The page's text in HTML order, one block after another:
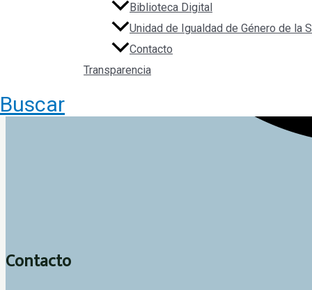
Biblioteca Digital
Unidad de Igualdad de Género de la
Contacto
Transparencia
Buscar
Contacto